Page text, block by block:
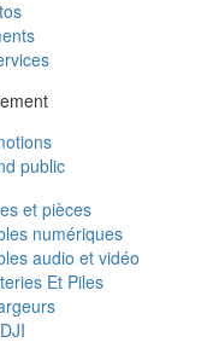
public
et pièces
numériques
audio et vidéo
Et Piles